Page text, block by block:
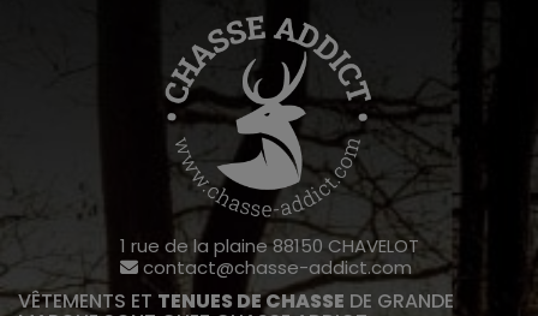
1 rue de la plaine 88150 CHAVELOT
contact@chasse-addict.com
VÊTEMENTS ET TENUES DE CHASSE DE GRANDE